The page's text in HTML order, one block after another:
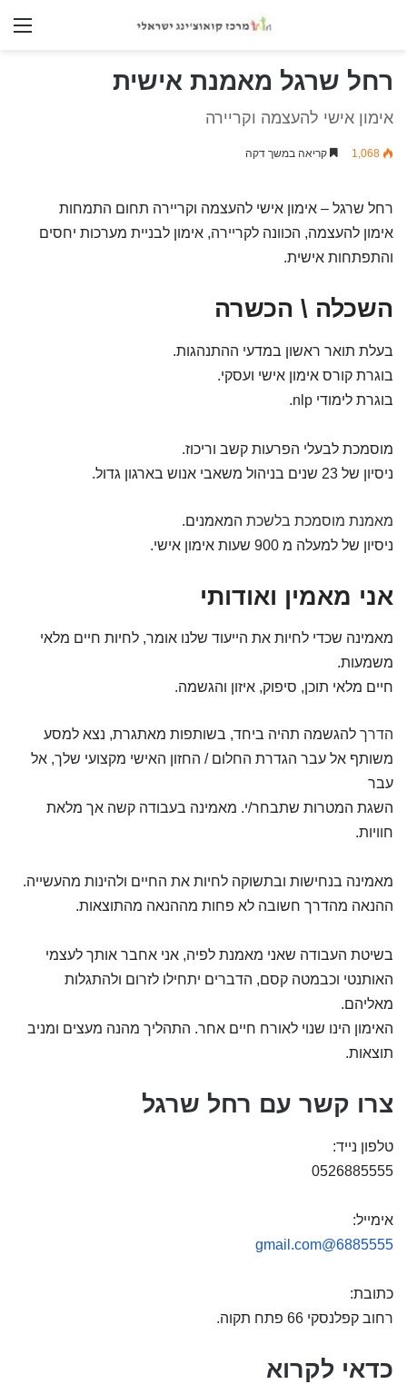
רחל שרגל מאמנת אישית
אימון אישי להעצמה וקריירה
1,068 קריאה במשך דקה
רחל שרגל – אימון אישי להעצמה וקריירה תחום התמחות
אימון להעצמה, הכוונה לקריירה, אימון לבניית מערכות יחסים
והתפתחות אישית.
השכלה \ הכשרה
בעלת תואר ראשון במדעי ההתנהגות.
בוגרת קורס אימון אישי ועסקי.
בוגרת לימודי nlp.
מוסמכת לבעלי הפרעות קשב וריכוז.
ניסיון של 23 שנים
בניהול משאבי אנוש בארגון גדול.
מאמנת מוסמכת בלשכת המאמנים.
ניסיון של למעלה מ 900
שעות אימון אישי.
אני מאמין ואודותי
מאמינה שכדי לחיות את הייעוד שלנו אומר, לחיות חיים מלאי
משמעות.
חיים מלאי תוכן, סיפוק, איזון והגשמה.
הדרך להגשמה תהיה ביחד, בשותפות מאתגרת, נצא למסע
משותף אל עבר הגדרת החלום / החזון האישי מקצועי שלך, אל
עבר
השגת המטרות שתבחר/י. מאמינה בעבודה קשה אך מלאת
חוויות.
מאמינה בנחישות ובתשוקה לחיות את החיים ולהינות מהעשייה.
ההנאה מהדרך חשובה לא פחות מההנאה מהתוצאות.
בשיטת העבודה שאני מאמנת לפיה, אני אחבר אותך לעצמי
האותנטי וכבמטה קסם, הדברים יתחילו לזרום ולהתגלות
מאליהם.
האימון הינו שנוי לאורח חיים אחר. התהליך מהנה מעצים ומניב
תוצאות.
צרו קשר עם רחל שרגל
טלפון נייד:
0526885555
אימייל:
6885555@gmail.com
כתובת:
רחוב קפלנסקי 66 פתח תקוה.
כדאי לקרוא